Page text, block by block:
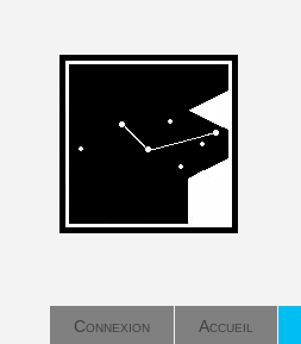
Connexion Accueil